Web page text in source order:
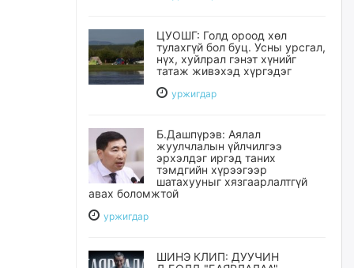
ЦУОШГ: Голд ороод хөл
тулахгүй бол буц. Усны урсгал,
нүх, хуйлрал гэнэт хүнийг
татаж живэхэд хүргэдэг
уржигдар
Б.Дашпүрэв: Аялал
жуулчлалын үйлчилгээ
эрхэлдэг иргэд таних
тэмдгийн хүрээгээр
шатахууныг хязгаарлалтгүй
авах боломжтой
уржигдар
ШИНЭ КЛИП: ДУУЧИН